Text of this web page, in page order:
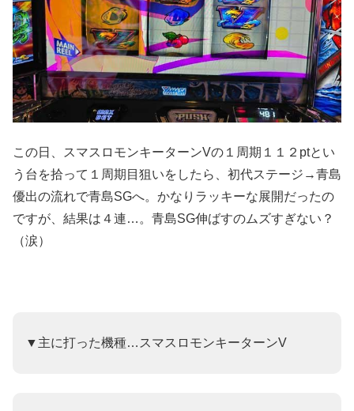
この日、スマスロモンキーターンVの１周期１１２ptとい
う台を拾って１周期目狙いをしたら、初代ステージ→青島
優出の流れで青島SGへ。かなりラッキーな展開だったの
ですが、結果は４連…。青島SG伸ばすのムズすぎない？
（涙）
▼主に打った機種…スマスロモンキーターンV